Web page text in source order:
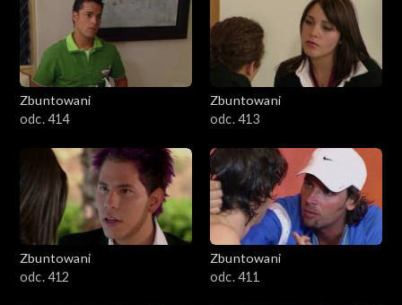
Zbuntowani
odc. 414
Zbuntowani
odc. 413
Zbuntowani
odc. 412
Zbuntowani
odc. 411